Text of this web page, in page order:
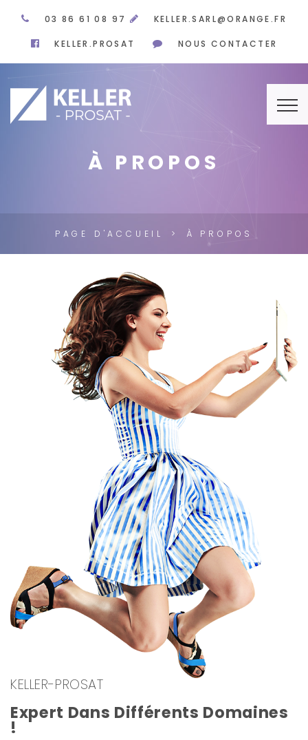
03 86 61 08 97 KELLER.SARL@ORANGE.FR
KELLER.PROSAT NOUS CONTACTER
À PROPOS
PAGE D'ACCUEIL À PROPOS
KELLER-PROSAT
Expert Dans Différents Domaines
!